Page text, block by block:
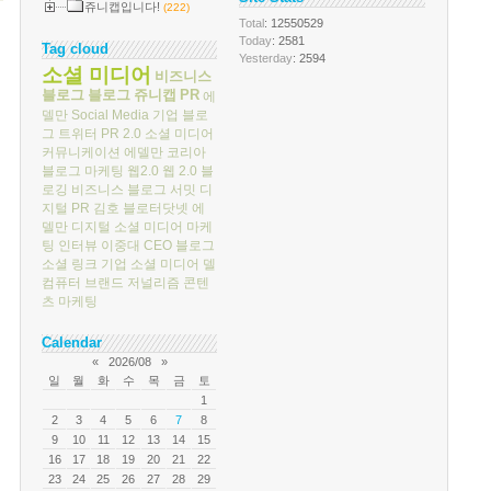
쥬니캡입니다! (222)
Tag cloud
소셜 미디어 비즈니스
블로그 블로그 쥬니캡 PR 에
델만 Social Media 기업 블로
그 트위터 PR 2.0 소셜 미디어
커뮤니케이션 에델만 코리아
블로그 마케팅 웹2.0 웹 2.0 블
로깅 비즈니스 블로그 서밋 디
지털 PR 김호 블로터닷넷 에
델만 디지털 소셜 미디어 마케
팅 인터뷰 이중대 CEO 블로그
소셜 링크 기업 소셜 미디어 델
컴퓨터 브랜드 저널리즘 콘텐
츠 마케팅
Calendar
« 2026/08
»
일
월 화 수 목 금
토
1
2
3 4 5 6 7
8
9
10 11 12 13 14
15
16
17 18 19 20 21
22
23
24 25 26 27 28 29
Total: 12550529
Today: 2581
Yesterday: 2594